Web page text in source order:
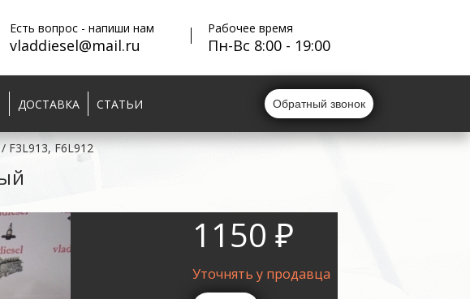
Есть вопрос - напиши нам
vladdiesel@mail.ru
Рабочее время
Пн-Вс 8:00 - 19:00
ДОСТАВКА СТАТЬИ Обратный звонок
/F3L913, F6L912
1150 ₽
Уточнять у продавца